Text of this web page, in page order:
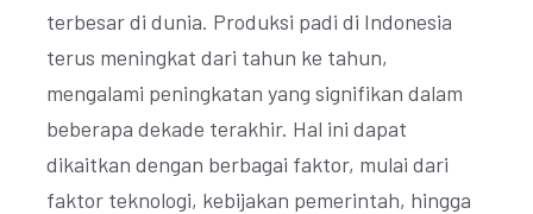
terbesar di dunia. Produksi padi di Indonesia
terus meningkat dari tahun ke tahun,
mengalami peningkatan yang signifikan dalam
beberapa dekade terakhir. Hal ini dapat
dikaitkan dengan berbagai faktor, mulai dari
faktor teknologi, kebijakan pemerintah, hingga